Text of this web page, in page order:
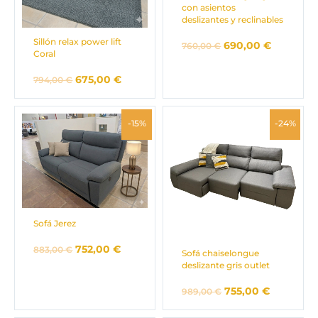
Sillón relax power lift
Coral
794,00€ 675,00€
con asientos
deslizantes y reclinables
760,00€ 690,00€
-15%
Sofá Jerez
883,00€
El
precio
original
era:
883,00 €.
752,00€
El
precio
actual
es:
752,00 €.
-24%
Sofá chaiselongue
deslizante gris outlet
989,00€
era:
989,00 €.
755,00€
El
precio
es:
755,00 €.